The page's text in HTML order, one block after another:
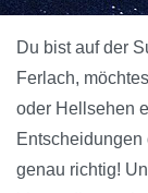
Du bist auf der
Ferlach,
oder Hellsehen
genau richtig!